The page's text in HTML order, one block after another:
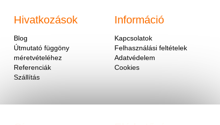
Hivatkozások
Blog
Útmutató függöny
méretvételéhez
Referenciák
Szállítás
Információ
Kapcsolatok
Felhasználási feltételek
Adatvédelem
Cookies